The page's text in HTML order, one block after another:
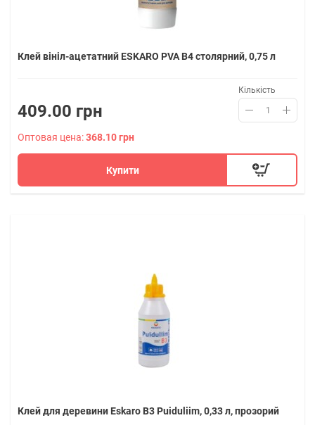
Клей вініл-ацетатний ESKARO PVA B4 столярний, 0,75 л
409.00 грн
Кількість
Оптовая цена:368.10 грн
Купити
Клей для деревини Eskaro B3 Puiduliim, 0,33 л, прозорий